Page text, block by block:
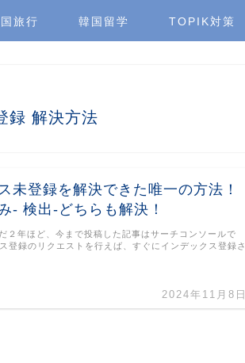
旅行 韓国留学 TOPIK対策
録 解決方法
未登録を解決できた唯一の方法！
- 検出-どちらも解決！
2024年11月8日
２年ほど、今まで投稿した記事はサーチコンソールで
登録のリクエストを行えば、すぐにインデックス登録さ